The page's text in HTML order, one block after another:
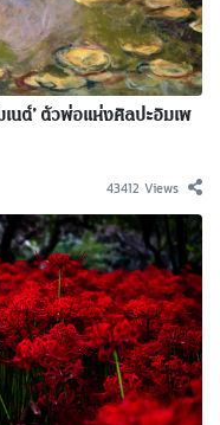
เนต์’ ตัวพ่อแห่งศิลปะอิมเพ
43412 Views